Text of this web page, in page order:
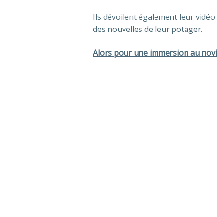
Ils dévoilent également leur
des nouvelles de leur potager.
Alors pour une immersion au